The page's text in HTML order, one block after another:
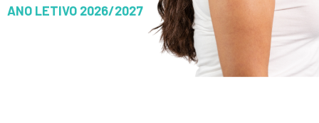
ANO LETIVO 2026/2027